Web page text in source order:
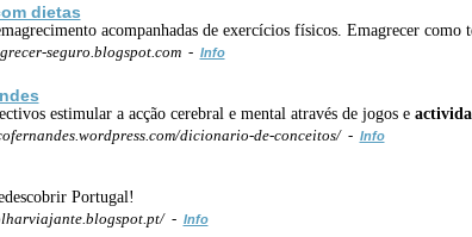
dietas
acompanhadas de exercícios físicos. Emagrecer como
seguro.blogspot.com - Info
estimular a acção cerebral e mental através de jogos e
dicionario-de-conceitos/ - Info
Portugal!
- Info